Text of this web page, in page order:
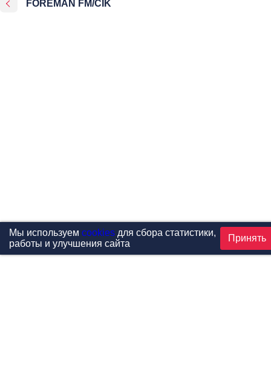
FOREMAN FM/CIK
Мы используем cookiesдля сбора статистики,
работы и улучшения сайта
Принять